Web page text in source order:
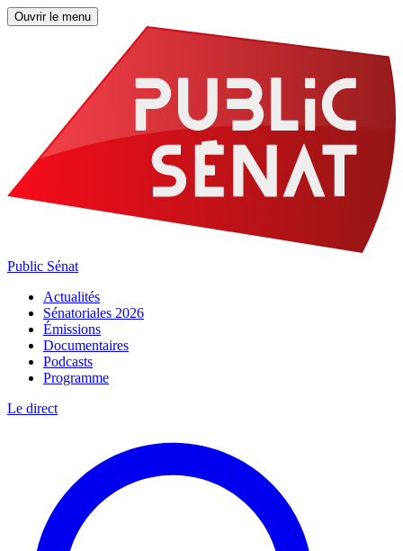
Ouvrir le menu
Public Sénat
Actualités
Sénatoriales 2026
Émissions
Documentaires
Podcasts
Programme
Le direct